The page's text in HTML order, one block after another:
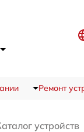
Ремонт
устройств